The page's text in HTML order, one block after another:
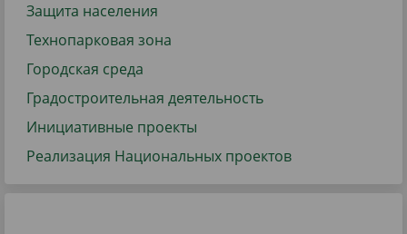
Защита населения
Технопарковая зона
Городская среда
Градостроительная деятельность
Инициативные проекты
Реализация Национальных проектов